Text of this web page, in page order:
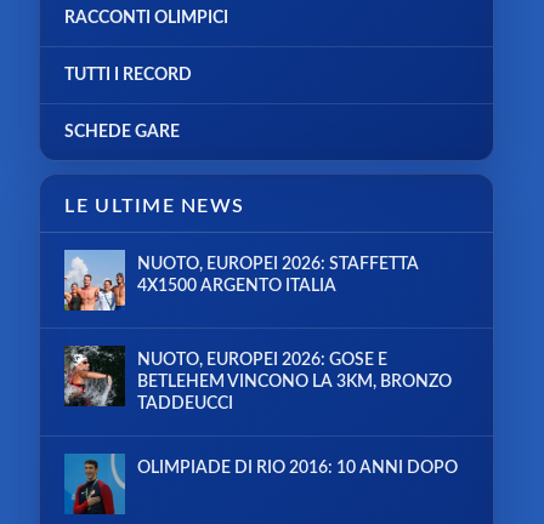
RACCONTI OLIMPICI
TUTTI I RECORD
SCHEDE GARE
LE ULTIME NEWS
NUOTO, EUROPEI 2026: STAFFETTA
4X1500 ARGENTO ITALIA
NUOTO, EUROPEI 2026: GOSE E
BETLEHEM VINCONO LA 3KM, BRONZO
TADDEUCCI
OLIMPIADE DI RIO 2016: 10 ANNI DOPO